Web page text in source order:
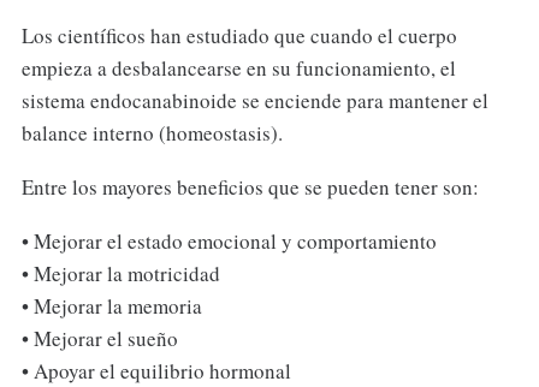
Los científicos han estudiado que cuando el cuerpo
empieza a desbalancearse en su funcionamiento, el
sistema endocanabinoide se enciende para mantener el
balance interno (homeostasis).
Entre los mayores beneficios que se pueden tener son:
• Mejorar el estado emocional y comportamiento
• Mejorar la motricidad
• Mejorar la memoria
• Mejorar el sueño
• Apoyar el equilibrio hormonal